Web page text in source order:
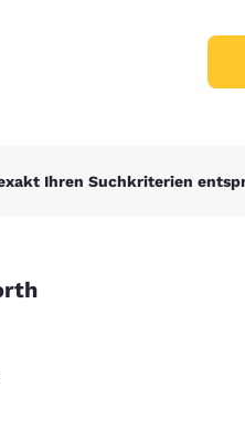
Ihren Suchkriterien